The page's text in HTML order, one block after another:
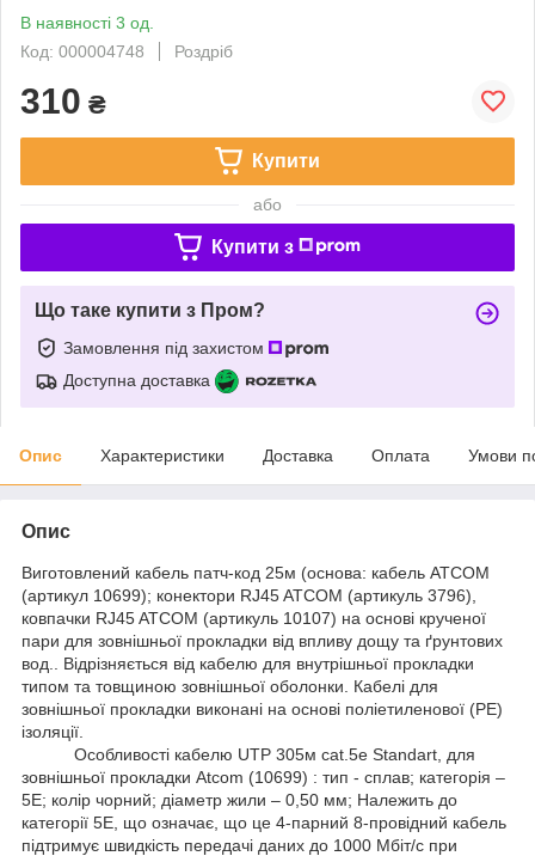
В наявності 3 од.
Код: 000004748
Роздріб
310 ₴
Купити
або
Купити з
Що таке купити з Пром?
Замовлення під захистом
Доступна доставка
Опис Характеристики Доставка Оплата Умови
Опис
Виготовлений кабель патч-код 25м (основа: кабель ATCOM
(артикул 10699); конектори RJ45 ATCOM (артикуль 3796),
ковпачки RJ45 ATCOM (артикуль 10107) на основі крученої
пари для зовнішньої прокладки від впливу дощу та ґрунтових
вод.. Відрізняється від кабелю для внутрішньої прокладки
типом та товщиною зовнішньої оболонки. Кабелі для
зовнішньої прокладки виконані на основі поліетиленової (PE)
ізоляції.
Особливості кабелю UTP 305м cat.5e Standart, для
зовнішньої прокладки Atcom (10699) : тип - сплав; категорія –
5E; колір чорний; діаметр жили – 0,50 мм; Належить до
категорії 5E, що означає, що це 4-парний 8-провідний кабель
підтримує швидкість передачі даних до 1000 Мбіт/с при